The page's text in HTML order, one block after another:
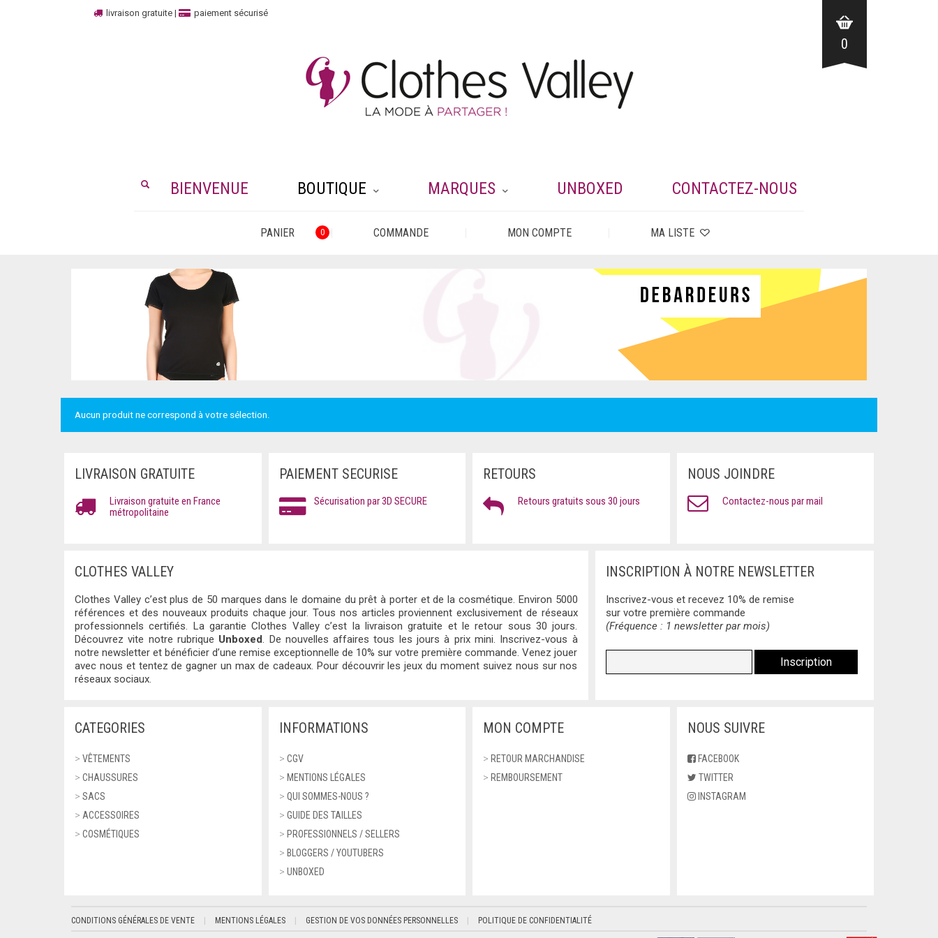
livraison gratuite | paiement sécurisé
BIENVENUE BOUTIQUE MARQUES UNBOXED CONTACTEZ-NOUS
PANIER 0 COMMANDE MON COMPTE MA LISTE
0
Aucun produit ne correspond à votre sélection.
LIVRAISON GRATUITE
Livraison gratuite en France
métropolitaine
PAIEMENT SECURISE
Sécurisation par 3D SECURE
RETOURS
Retours gratuits sous 30 jours
NOUS JOINDRE
Contactez-nous par mail
CLOTHES VALLEY
Clothes Valley c’est plus de 50 marques dans le domaine du prêt à porter et de la cosmétique. Environ 5000
références et des nouveaux produits chaque jour. Tous nos articles proviennent exclusivement de réseaux
professionnels certifiés. La garantie Clothes Valley c’est la livraison gratuite et le retour sous 30 jours.
Découvrez vite notre rubrique Unboxed . De nouvelles affaires tous les jours à prix mini. Inscrivez-vous à
notre newsletter et bénéficier d’une remise exceptionnelle de 10% sur votre première commande. Venez jouer
avec nous et tentez de gagner un max de cadeaux. Pour découvrir les jeux du moment suivez nous sur nos
réseaux sociaux.
INSCRIPTION À NOTRE NEWSLETTER
Inscrivez-vous et recevez 10% de remise
sur votre première commande
(Fréquence : 1 newsletter par mois)
CATEGORIES
> VÊTEMENTS
> CHAUSSURES
> SACS
> ACCESSOIRES
> COSMÉTIQUES
INFORMATIONS
> CGV
> MENTIONS LÉGALES
> QUI SOMMES-NOUS ?
> GUIDE DES TAILLES
> PROFESSIONNELS / SELLERS
> BLOGGERS / YOUTUBERS
> UNBOXED
MON COMPTE
> RETOUR MARCHANDISE
> REMBOURSEMENT
NOUS SUIVRE
FACEBOOK
TWITTER
INSTAGRAM
CONDITIONS GÉNÉRALES DE VENTE MENTIONS LÉGALES GESTION DE VOS DONNÉES PERSONNELLES POLITIQUE DE CONFIDENTIALITÉ